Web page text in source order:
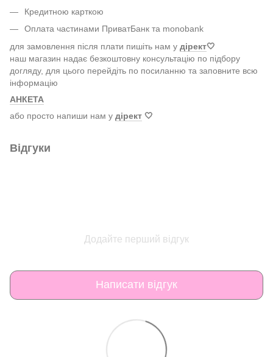
Кредитною карткою
Оплата частинами ПриватБанк та monobank
для замовлення після плати пишіть нам у дірект🤍
наш магазин надає безкоштовну консультацію по підбору
догляду, для цього перейдіть по посиланню та заповните всю
інформацію
АНКЕТА
або просто напиши нам у дірект 🤍
Відгуки
Додайте перший відгук
Написати відгук